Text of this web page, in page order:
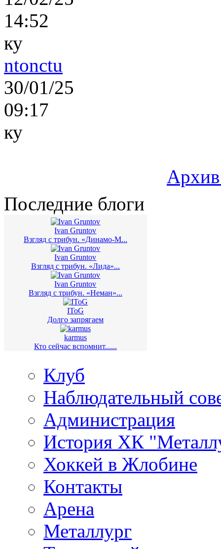
14:52
ку
ntonctu
30/01/25
09:17
ку
Последние блоги
Ivan Gruntov
Взгляд с трибун. «Динамо-М...
Ivan Gruntov
Взгляд с трибун. «Лида»...
Ivan Gruntov
Взгляд с трибун. «Неман»...
IToG
Долго запрягаем
karmus
Кто сейчас вспомнит......
Клуб
Наблюдательный
Администрация
История ХК
Хоккей в Жлобине
Контакты
Арена
Металлург